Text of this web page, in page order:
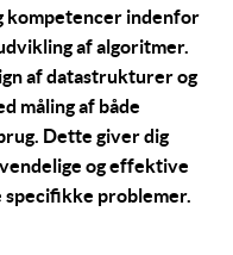
kompetencer indenfor
af algoritmer.
af datastrukturer og
måling af både
Dette giver dig
og effektive
specifikke problemer.